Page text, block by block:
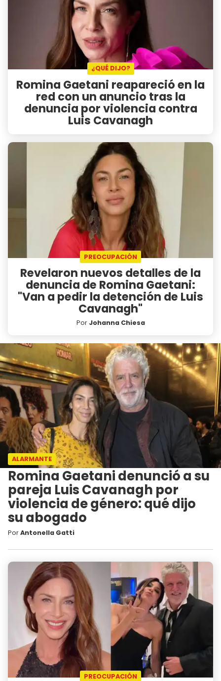
¿QUÉ DIJO?
Romina Gaetani reapareció en la
red con un anuncio tras la
denuncia por violencia contra
Luis Cavanagh
PREOCUPACIÓN
Revelaron nuevos detalles de la
denuncia de Romina Gaetani:
"Van a pedir la detención de Luis
Cavanagh"
Por Johanna Chiesa
ALARMANTE
Romina Gaetani denunció a su
pareja Luis Cavanagh por
violencia de género: qué dijo
su abogado
PorAntonella Gatti
PREOCUPACIÓN